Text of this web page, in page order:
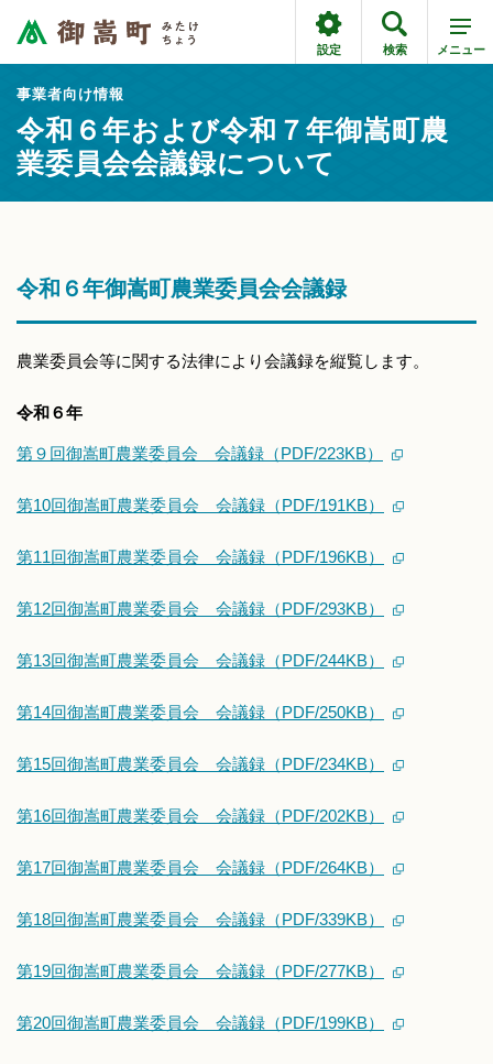
設定 検索 メニュー
事業者向け情報
令和６年および令和７年御嵩町農
業委員会会議録について
令和６年御嵩町農業委員会会議録
農業委員会等に関する法律により会議録を縦覧します。
令和６年
第９回御嵩町農業委員会 会議録（PDF/223KB）
第10回御嵩町農業委員会 会議録（PDF/191KB）
第11回御嵩町農業委員会 会議録（PDF/196KB）
第12回御嵩町農業委員会 会議録（PDF/293KB）
第13回御嵩町農業委員会 会議録（PDF/244KB）
第14回御嵩町農業委員会 会議録（PDF/250KB）
第15回御嵩町農業委員会 会議録（PDF/234KB）
第16回御嵩町農業委員会 会議録（PDF/202KB）
第17回御嵩町農業委員会 会議録（PDF/264KB）
第18回御嵩町農業委員会 会議録（PDF/339KB）
第19回御嵩町農業委員会 会議録（PDF/277KB）
第20回御嵩町農業委員会 会議録（PDF/199KB）